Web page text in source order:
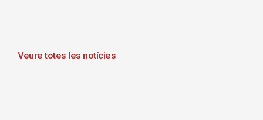
Veure totes les notícies